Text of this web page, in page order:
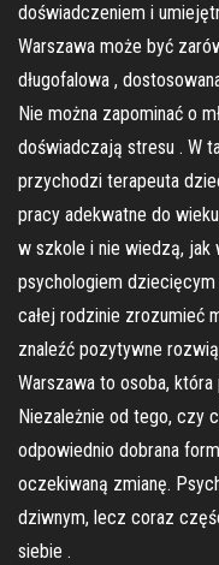
doświadczeniem i
Warszawa może być
długofalowa ,
Nie można zapominać o
doświadczają stresu . W
przychodzi terapeuta
pracy adekwatne do
w szkole i nie wiedzą, jak
psychologiem
całej rodzinie zrozumieć
znaleźć pozytywne
Warszawa to osoba,
Niezależnie od tego, czy
odpowiednio dobrana
oczekiwaną zmianę.
dziwnym, lecz coraz
siebie .